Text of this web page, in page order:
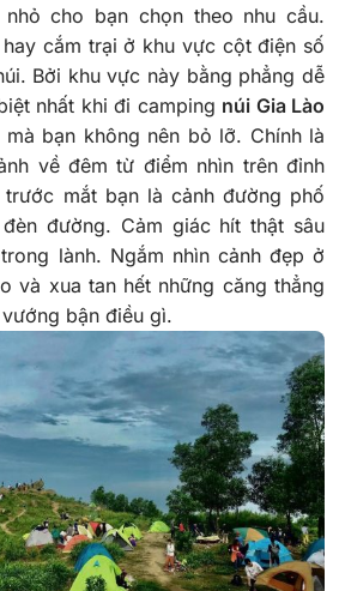
cho bạn chọn theo nhu cầu.
cắm trại ở khu vực cột điện số
Bởi khu vực này bằng phẳng dễ
nhất khi đi camping núi Gia Lào
mà bạn không nên bỏ lỡ. Chính là
về đêm từ điểm nhìn trên đỉnh
mắt bạn là cảnh đường phố
đường. Cảm giác hít thật sâu
lành. Ngắm nhìn cảnh đẹp ở
và xua tan hết những căng thẳng
bận điều gì.